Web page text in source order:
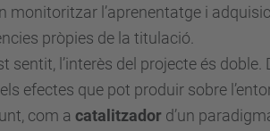
monitoritzar l’aprenentatge i
pròpies de la titulació.
sentit, l’interès del projecte és doble.
efectes que pot produir sobre
com a catalitzador d’un